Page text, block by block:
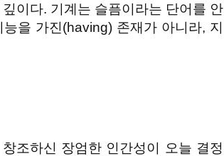
이다. 기계는 슬픔이라는 단어를 안
을 가진(having) 존재가 아니라, 지
조하신 장엄한 인간성이 오늘 결정